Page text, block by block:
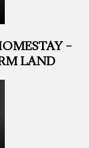
–
LAND